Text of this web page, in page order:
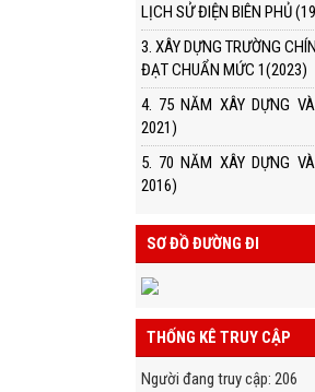
LỊCH SỬ ĐIỆN BIÊN PHỦ
3. XÂY DỰNG TRƯỜNG
ĐẠT CHUẨN MỨC 1(2023)
4. 75 NĂM XÂY DỰNG
2021)
5. 70 NĂM XÂY DỰNG
2016)
SƠ ĐỒ ĐƯỜNG ĐI
THỐNG KÊ TRUY CẬP
Người đang truy cập: 206